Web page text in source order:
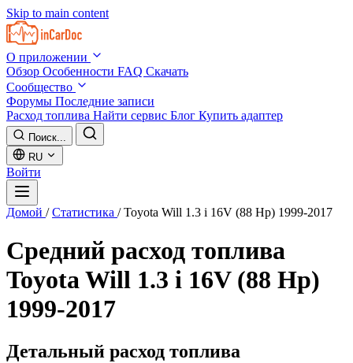
Skip to main content
О приложении
Обзор Особенности FAQ Скачать
Сообщество
Форумы Последние записи
Расход топлива Найти сервис Блог Купить адаптер
Поиск...
RU
Войти
Домой / Статистика / Toyota Will 1.3 i 16V (88 Hp) 1999-2017
Средний расход топлива
Toyota Will 1.3 i 16V (88 Hp)
1999-2017
Детальный расход топлива